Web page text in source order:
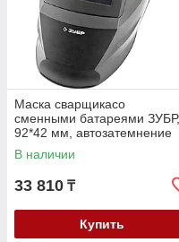
Маска сварщикасо
сменными батареями ЗУБР,
92*42 мм, автозатемнение
(11070)
В наличии
33 810 ₸
Купить